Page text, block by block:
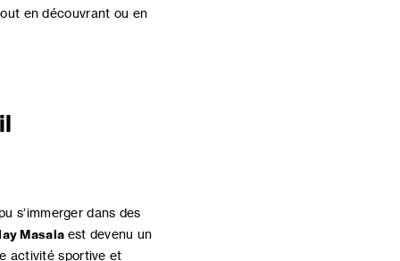
en découvrant ou en
s’immerger dans des
Masala est devenu un
activité sportive et